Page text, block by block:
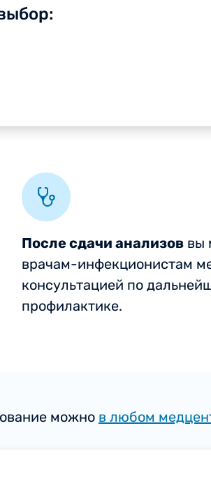
После сдачи анализов вы
врачам-инфекционистам
консультацией по
профилактике.
можно в любом